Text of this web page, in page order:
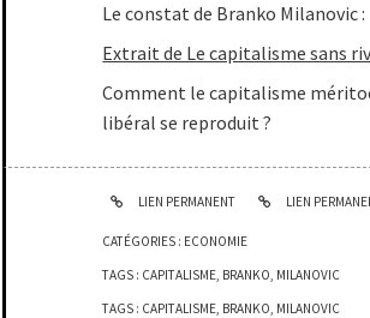
Le constat de Branko Milanovic :
Extrait de Le capitalisme sans
Comment le capitalisme
libéral se reproduit ?
LIEN PERMANENT LIEN
CATÉGORIES : ECONOMIE
TAGS : CAPITALISME, BRANKO, MILANOVIC
TAGS : CAPITALISME, BRANKO, MILANOVIC